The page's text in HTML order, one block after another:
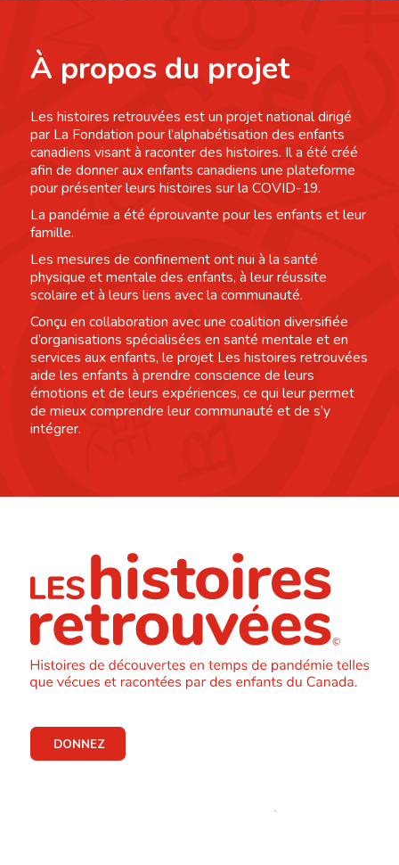
À propos du projet
Les histoires retrouvées est un projet national dirigé
par La Fondation pour l’alphabétisation des enfants
canadiens visant à raconter des histoires. Il a été créé
afin de donner aux enfants canadiens une plateforme
pour présenter leurs histoires sur la COVID-19.
La pandémie a été éprouvante pour les enfants et leur
famille.
Les mesures de confinement ont nui à la santé
physique et mentale des enfants, à leur réussite
scolaire et à leurs liens avec la communauté.
Conçu en collaboration avec une coalition diversifiée
d’organisations spécialisées en santé mentale et en
services aux enfants, le projet Les histoires retrouvées
aide les enfants à prendre conscience de leurs
émotions et de leurs expériences, ce qui leur permet
de mieux comprendre leur communauté et de s’y
intégrer.
DONNEZ